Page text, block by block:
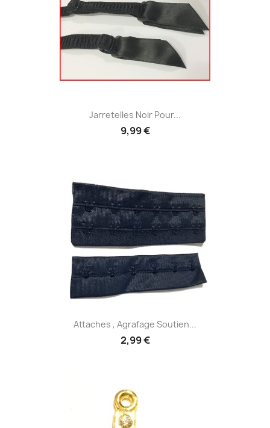
Jarretelles Noir Pour...
9,99 €
Attaches , Agrafage Soutien...
2,99 €